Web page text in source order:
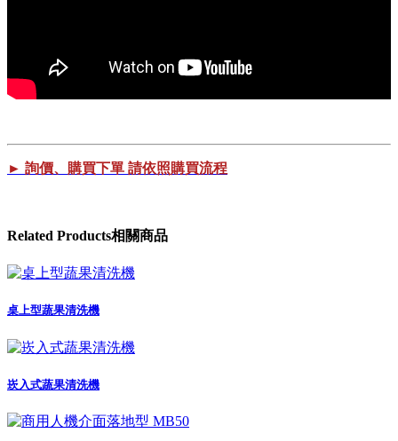
► 詢價、購買下單 請依照購買流程
Related Products相關商品
桌上型蔬果清洗機
崁入式蔬果清洗機